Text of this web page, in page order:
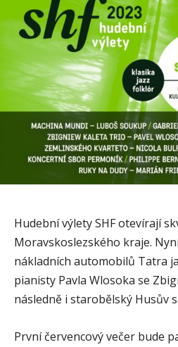
Hudební výlety SHF otevírají
Moravskoslezského kraje.
nákladních automobilů Tatra
pianisty Pavla Wlosoka se
následně i starobělský Husův
První červencový večer bude